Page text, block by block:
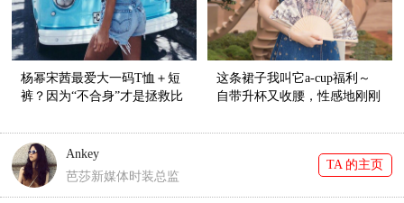
杨幂宋茜最爱大一码T恤＋短
裤？因为“不合身”才是拯救比
这条裙子我叫它a-cup福利～
自带升杯又收腰，性感地刚刚
Ankey
芭莎新媒体时装总监
TA 的主页